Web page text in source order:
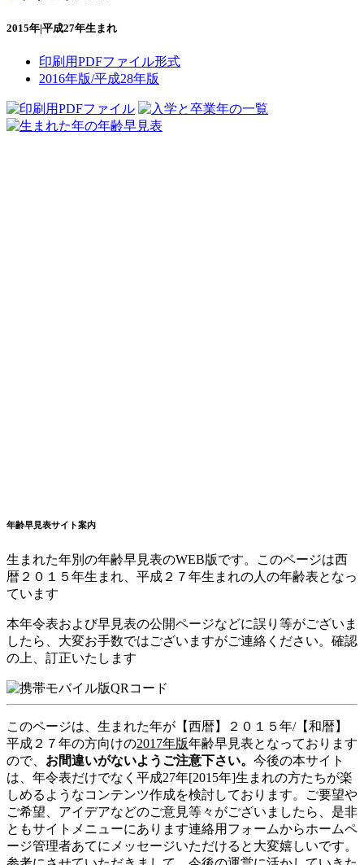
2015年|平成27年生まれ
印刷用PDFファイル形式
2016年版/平成28年版
年齢早見表サイト案内
生まれた年別の年齢早見表のWEB版です。このページは西
暦２０１５年生まれ、平成２７年生まれの人の年齢表となっ
ています
本年令表および早見表の公開ページなどに誤り等がございま
したら、大変お手数ではございますがご連絡ください。確認
の上、訂正いたします
このページは、生まれた年が【西暦】２０１５年/【和暦】
平成２７年の方向けの2017年版年齢早見表となっております
ので、 お間違いがないようご注意下さい。 今後の本サイト
は、年令表だけでなく平成27年[2015年]生まれの方たちが楽
しめるようなコンテンツ作成を検討しております。ご要望や
ご希望、アイデアなどのご意見等々がございましたら、是非
ともサイトメニューにあります連絡用フォームからホームペ
ージ管理者あてにメッセージいただけると大変嬉しいです。